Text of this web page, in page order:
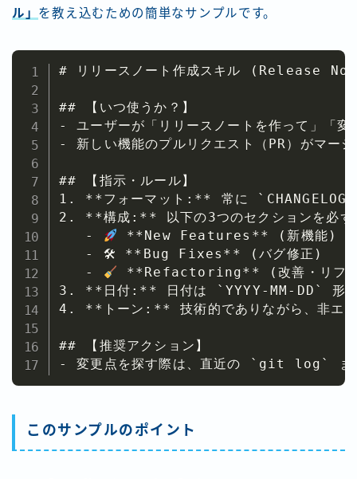
ル」 を教え込むための簡単なサンプルです。
# リリースノート作成スキル (Release
## 【いつ使うか？】
- ユーザーが「リリースノートを作って」「変
- 新しい機能のプルリクエスト（PR）がマー
## 【指示・ルール】
1. **フォーマット:** 常に
2. **構成:** 以下の3つのセクションを必ず
   -
**New Features** (新機能)
   - 🛠 **Bug Fixes** (バグ修正)
   -
**Refactoring** (改善・リファ
3. **日付:** 日付は `YYYY-MM-DD` 形式
4. **トーン:** 技術的でありながら、非エン
## 【推奨アクション】
- 変更点を探す際は、直近の `git log` ま
このサンプルのポイント